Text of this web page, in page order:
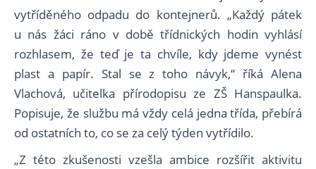
vytříděného odpadu do kontejnerů. „Každý pátek
u nás žáci ráno v době třídnických hodin vyhlásí
rozhlasem, že teď je ta chvíle, kdy jdeme vynést
plast a papír. Stal se z toho návyk,“ říká Alena
Vlachová, učitelka přírodopisu ze ZŠ Hanspaulka.
Popisuje, že službu má vždy celá jedna třída, přebírá
od ostatních to, co se za celý týden vytřídilo.
„Z této zkušenosti vzešla ambice rozšířit aktivitu